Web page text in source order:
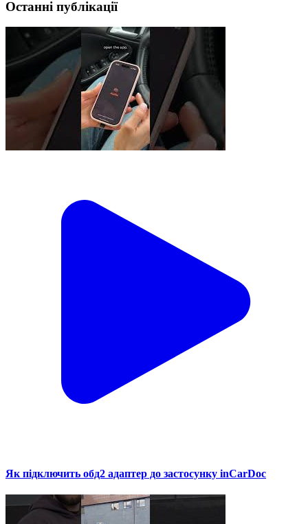
Останні публікації
Як підключить обд2 адаптер до застосунку inCarDoc